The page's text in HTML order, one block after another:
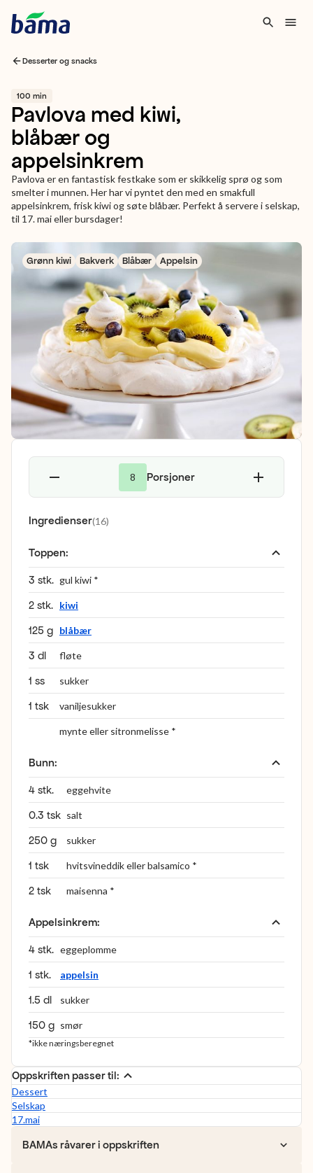
Desserter og snacks
100 min
Pavlova med kiwi,
blåbær og
appelsinkrem
Pavlova er en fantastisk festkake som er skikkelig sprø og som
smelter i munnen. Her har vi pyntet den med en smakfull
appelsinkrem, frisk kiwi og søte blåbær. Perfekt å servere i selskap,
til 17. mai eller bursdager!
Grønn kiwi Bakverk Blåbær Appelsin
8 Porsjoner
Ingredienser(16)
Toppen:
3 stk. gul kiwi *
2 stk. kiwi
125 g blåbær
3 dl fløte
1 ss sukker
1 tsk vaniljesukker
mynte eller sitronmelisse *
Bunn:
4 stk. eggehvite
0.3 tsk salt
250 g sukker
1 tsk hvitsvineddik eller balsamico *
2 tsk maisenna *
Appelsinkrem:
4 stk. eggeplomme
1 stk. appelsin
1.5 dl sukker
150 g smør
*ikke næringsberegnet
Oppskriften passer til:
Dessert
Selskap
17.mai
BAMAs råvarer i oppskriften